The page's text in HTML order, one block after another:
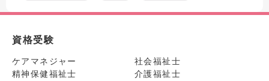
資格受験
ケアマネジャー
社会福祉士
精神保健福祉士
介護福祉士